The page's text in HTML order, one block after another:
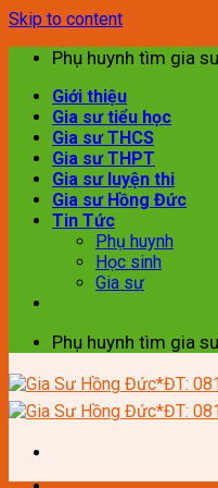
Skip to content
Phụ huynh tìm gia
Giới thiệu
Gia sư tiểu học
Gia sư THCS
Gia sư THPT
Gia sư luyện thi
Gia sư Hồng Đức
Tin Tức
Phụ huynh
Học sinh
Gia sư
Phụ huynh tìm gia